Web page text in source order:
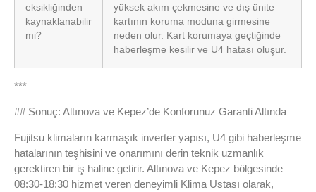
eksikliğinden
kaynaklanabilir
mi?
yüksek akım çekmesine ve dış ünite
kartının koruma moduna girmesine
neden olur. Kart korumaya geçtiğinde
haberleşme kesilir ve U4 hatası oluşur.
***
## Sonuç: Altınova ve Kepez’de Konforunuz Garanti Altında
Fujitsu klimaların karmaşık inverter yapısı, U4 gibi haberleşme
hatalarının teşhisini ve onarımını derin teknik uzmanlık
gerektiren bir iş haline getirir. Altınova ve Kepez bölgesinde
08:30-18:30 hizmet veren deneyimli Klima Ustası olarak,